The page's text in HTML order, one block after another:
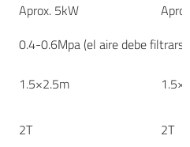
Aprox. 5kW
0.4-0.6Mpa (el aire debe
1.5×2.5m
2T 2T